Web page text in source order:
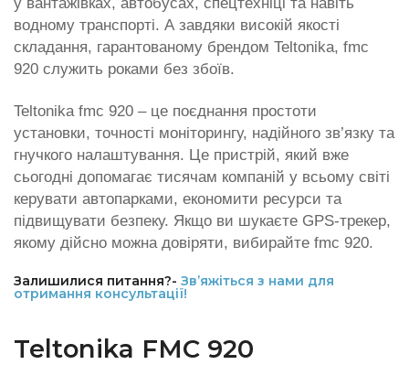
у вантажівках, автобусах, спецтехніці та навіть
водному транспорті. А завдяки високій якості
складання, гарантованому брендом Teltonika, fmc
920 служить роками без збоїв.
Teltonika fmc 920 – це поєднання простоти
установки, точності моніторингу, надійного зв’язку та
гнучкого налаштування. Це пристрій, який вже
сьогодні допомагає тисячам компаній у всьому світі
керувати автопарками, економити ресурси та
підвищувати безпеку. Якщо ви шукаєте GPS-трекер,
якому дійсно можна довіряти, вибирайте fmc 920.
Залишилися питання?- Зв’яжіться з нами для
отримання консультації!
Teltonika FMС 920